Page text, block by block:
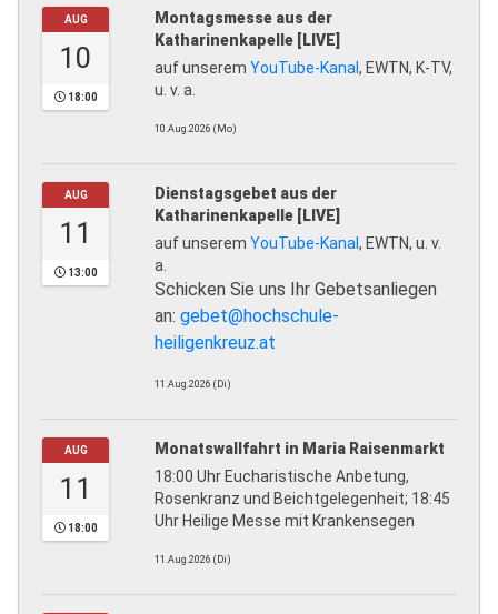
AUG
10
18:00
Montagsmesse aus der
Katharinenkapelle [LIVE]
auf unserem YouTube-Kanal , EWTN, K-TV,
u. v. a.
10.Aug.2026 (Mo)
AUG
11
13:00
Dienstagsgebet aus der
Katharinenkapelle [LIVE]
auf unserem YouTube-Kanal , EWTN, u. v.
a.
Schicken Sie uns Ihr Gebetsanliegen
an: gebet@hochschule-
heiligenkreuz.at
11.Aug.2026 (Di)
AUG
11
18:00
Monatswallfahrt in Maria Raisenmarkt
18:00 Uhr Eucharistische Anbetung,
Rosenkranz und Beichtgelegenheit; 18:45
Uhr Heilige Messe mit Krankensegen
11.Aug.2026 (Di)